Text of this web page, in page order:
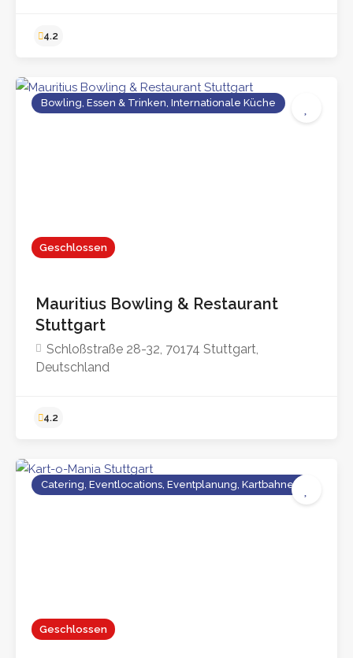
Geschlossen
Bowling, Essen & Trinken, Internationale Küche
Mauritius Bowling & Restaurant
Stuttgart
Schloßstraße 28-32, 70174 Stuttgart,
Deutschland
4.2
Geschlossen
Catering, Eventlocations, Eventplanung, Kartbahnen